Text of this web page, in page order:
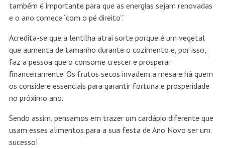
também é importante para que as energias sejam renovadas
e o ano comece “com o pé direito”.
Acredita-se que a lentilha atrai sorte porque é um vegetal
que aumenta de tamanho durante o cozimento e, por isso,
faz a pessoa que o consome crescer e prosperar
financeiramente. Os frutos secos invadem a mesa e há quem
os considere essenciais para garantir fortuna e prosperidade
no próximo ano.
Sendo assim, pensamos em trazer um cardápio diferente que
usam esses alimentos para a sua festa de Ano Novo ser um
sucesso!